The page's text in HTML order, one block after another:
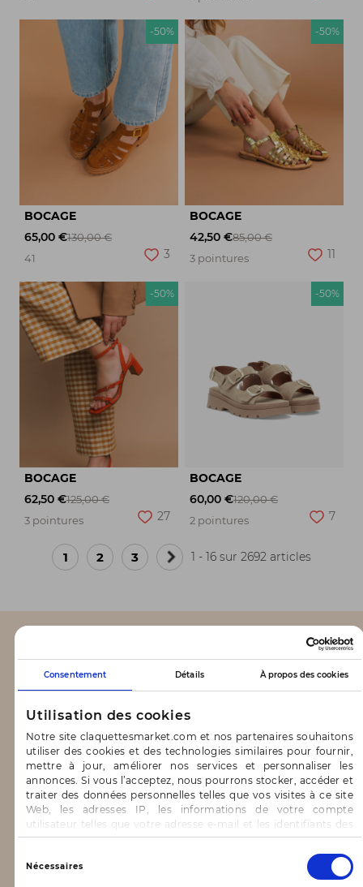
Consentement Détails À propos des cookies
Utilisation des cookies
Notre site claquettesmarket.com et nos partenaires souhaitons
utiliser des cookies et des technologies similaires pour fournir,
mettre à jour, améliorer nos services et personnaliser les
annonces. Si vous l’acceptez, nous pourrons stocker, accéder et
traiter des données personnelles telles que vos visites à ce site
Web, les adresses IP, les informations de votre compte
utilisateur telles que votre adresse e-mail et les identifiants des
cookies.
Vous avez le choix d’« Accepter » pour consentir à ces
utilisations, de « Refuser » pour vous y opposer ou
de sélectionner vos préférences concernant chaque catégorie
Nécessaires
-50%
BOCAGE
65,00 €130,00 €
41
3
-50%
BOCAGE
42,50 €85,00 €
3 pointures
11
-50%
BOCAGE
62,50 €125,00 €
3 pointures
27
-50%
BOCAGE
60,00 €120,00 €
2 pointures
7
1 2 3
Page
1 - 16 sur 2692 articles
CLAQUETTES MARKET
Notre concept
Blog
CONTACT & AIDE
FAQ
Nous contacter
INFORMATIONS